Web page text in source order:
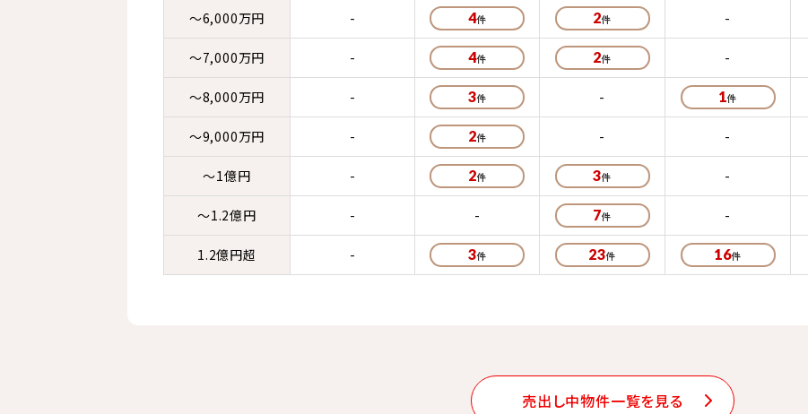
～6,000万円 - 4 2 -
～7,000万円 - 4 2 -
～8,000万円 - 3 - 1
～9,000万円 - 2 - -
～1億円 - 2 3 -
～1.2億円 - - 7 -
1.2億円超 - 3 23 16
売出し中物件一覧を見る